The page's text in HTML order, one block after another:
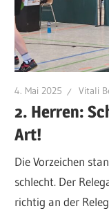
4. Mai 2025 Vitali
2. Herren:
Art!
Die Vorzeichen
schlecht. Der
richtig an der